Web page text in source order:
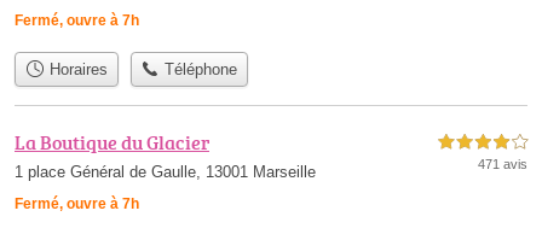
Fermé, ouvre à 7h
Horaires Téléphone
La Boutique du Glacier
1 place Général de Gaulle, 13001 Marseille
Fermé, ouvre à 7h
4,0 étoiles sur 5
471 avis